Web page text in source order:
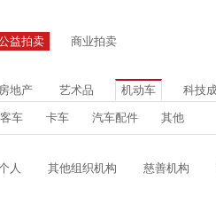
益拍卖 商业拍卖
房地产 艺术品 机动车 科技
客车 卡车 汽车配件 其他
人 其他组织机构 慈善机构